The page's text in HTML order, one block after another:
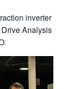
inverter
Analysis